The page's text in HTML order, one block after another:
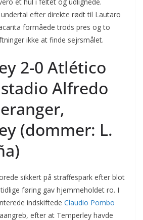
efter direkte rødt til Lautaro
formåede trods pres og to
ikke at finde sejrsmålet.
2-0 Atlético
Alfredo
(dommer: L.
sikkert på straffespark efter blot
føring gav hjemmeholdet ro. I
indskiftede Claudio Pombo
efter at Temperley havde